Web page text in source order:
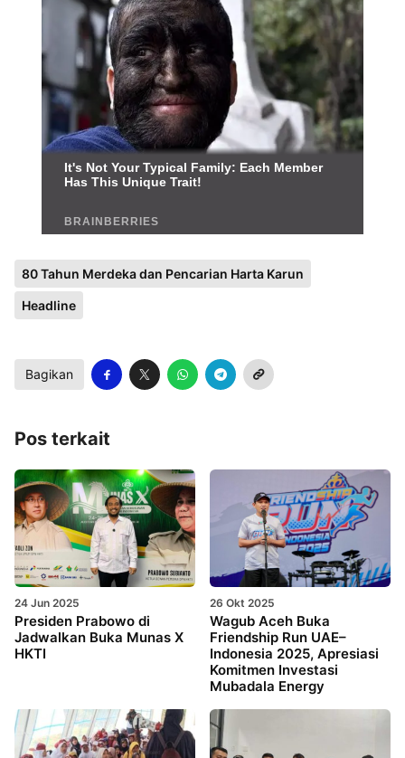
80 Tahun Merdeka dan Pencarian Harta Karun
Headline
Bagikan
Pos terkait
24 Jun 2025
Presiden Prabowo di
Jadwalkan Buka Munas X
HKTI
26 Okt 2025
Wagub Aceh Buka
Friendship Run UAE–
Indonesia 2025, Apresiasi
Komitmen Investasi
Mubadala Energy